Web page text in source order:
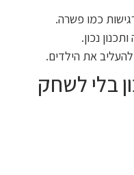
כמו פשרה.
נכון.
את הילדים.
בלי לשחק